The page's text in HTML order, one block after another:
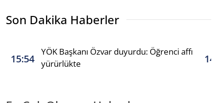
Son Dakika Haberler
15:54
YÖK Başkanı Özvar duyurdu: Öğrenci affı
yürürlükte